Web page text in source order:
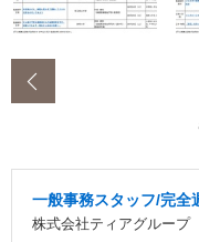
一般事務スタッフ/完全
株式会社ティアグループ